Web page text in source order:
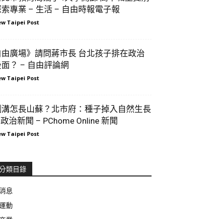
索專業 – 生活 – 自由時報電子報
Taipei Post
由廣場》請問蔣市長 台北孩子排在政治
？ – 自由評論網
Taipei Post
怎長山蘇？北市府：種子掉入自然生長
治新聞 – PChome Online 新聞
Taipei Post
類目錄
息
動